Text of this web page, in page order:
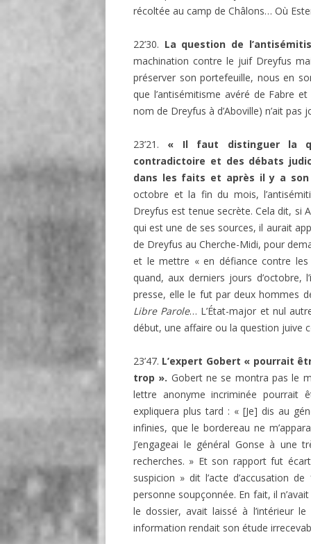
récoltée au camp de Châlons… Où
22’30. La question de
machination contre le juif Dreyfus
préserver son portefeuille, nous en
que l’antisémitisme avéré de Fabre
nom de Dreyfus à d’Aboville) n’ait pas
23’21. « Il faut distinguer la
contradictoire et des débats
dans les faits et après il y a
octobre et la fin du mois,
Dreyfus est tenue secrète. Cela dit, si
qui est une de ses sources, il aurait
de Dreyfus au Cherche-Midi, pour
et le mettre « en défiance contre les
quand, aux derniers jours d’octobre,
presse, elle le fut par deux hommes
Libre Parole… L’État-major et nul
début, une affaire ou la question juive
23’47. L’expert Gobert « pourrait
trop ». Gobert ne se montra pas le
lettre anonyme incriminée pourrait
expliquera plus tard : « [Je] dis au
infinies, que le bordereau ne
J’engageai le général Gonse à une
recherches. » Et son rapport fut
suspicion » dit l’acte d’accusation
personne soupçonnée. En fait, il
le dossier, avait laissé à l’intérieur
information rendait son étude